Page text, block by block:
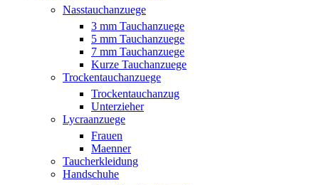
Nasstauchanzuege
3 mm Tauchanzuege
5 mm Tauchanzuege
7 mm Tauchanzuege
Kurze Tauchanzuege
Trockentauchanzuege
Trockentauchanzug
Unterzieher
Lycraanzuege
Frauen
Maenner
Taucherkleidung
Handschuhe